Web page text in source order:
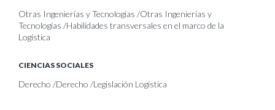
Otras Ingenierías y Tecnologías /Otras Ingenierías y
Tecnologías /Habilidades transversales en el marco de la
Logística
CIENCIAS SOCIALES
Derecho /Derecho /Legislación Logística